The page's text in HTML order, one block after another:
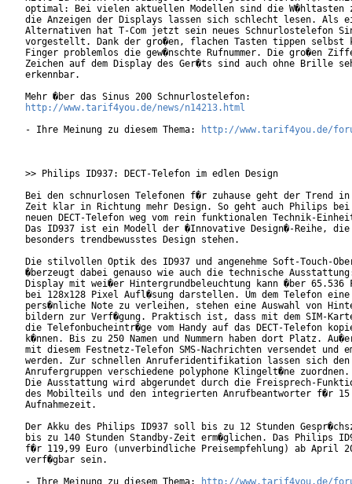
optimal: Bei vielen aktuellen Modellen sind die
die Anzeigen der Displays lassen sich schlecht lesen. Als
Alternativen hat T-Com jetzt sein neues Schnurlostelefon
vorgestellt. Dank der gro�en, flachen Tasten tippen selbst
Finger problemlos die gew�nschte Rufnummer. Die gro�en
Zeichen auf dem Display des Ger�ts sind auch ohne Brille
erkennbar.
http://www.tarif4you.de/news/n14213.html
- Ihre Meinung zu diesem Thema:
http://www.tarif4you.de/
>> Philips ID937: DECT-Telefon im edlen Design
Bei den schnurlosen Telefonen f�r zuhause geht der Trend
Zeit klar in Richtung mehr Design. So geht auch Philips bei
neuen DECT-Telefon weg vom rein funktionalen Technik-
Das ID937 ist ein Modell der �Innovative Design�-Reihe,
besonders trendbewusstes Design stehen.
Die stilvollen Optik des ID937 und angenehme Soft-Touch-
�berzeugt dabei genauso wie auch die technische
Display mit wei�er Hintergrundbeleuchtung kann �ber 65.536
bei 128x128 Pixel Aufl�sung darstellen. Um dem Telefon eine
pers�nliche Note zu verleihen, stehen eine Auswahl von
bildern zur Verf�gung. Praktisch ist, dass mit dem SIM-
die Telefonbucheintr�ge vom Handy auf das DECT-Telefon
k�nnen. Bis zu 250 Namen und Nummern haben dort Platz.
mit diesem Festnetz-Telefon SMS-Nachrichten versendet und
werden. Zur schnellen Anruferidentifikation lassen sich den
Anrufergruppen verschiedene polyphone Klingelt�ne zuordnen.
Die Ausstattung wird abgerundet durch die Freisprech-
des Mobilteils und den integrierten Anrufbeantworter f�r 15
Aufnahmezeit.
Der Akku des Philips ID937 soll bis zu 12 Stunden
bis zu 140 Stunden Standby-Zeit erm�glichen. Das Philips
f�r 119,99 Euro (unverbindliche Preisempfehlung) ab April
verf�gbar sein.
- Ihre Meinung zu diesem Thema:
http://www.tarif4you.de/